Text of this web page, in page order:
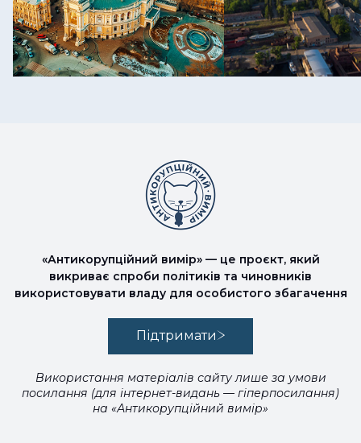
«Антикорупційний вимір» — це проєкт, який
викриває спроби політиків та чиновників
використовувати владу для особистого збагачення
Підтримати
Використання матеріалів сайту лише за умови
посилання (для інтернет-видань — гіперпосилання)
на «Антикорупційний вимір»